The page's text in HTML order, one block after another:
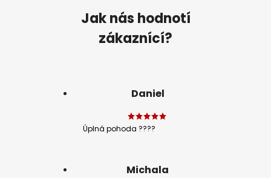
Jak nás hodnotí
zákaznící?
Daniel
Úplná pohoda ????
Michala